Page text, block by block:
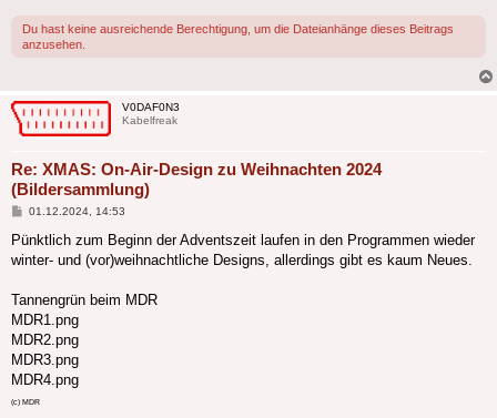
Du hast keine ausreichende Berechtigung, um die Dateianhänge dieses Beitrags
anzusehen.
V0DAF0N3
Kabelfreak
Re: XMAS: On-Air-Design zu Weihnachten 2024
(Bildersammlung)
Beitrag
01.12.2024, 14:53
Pünktlich zum Beginn der Adventszeit laufen in den Programmen wieder
winter- und (vor)weihnachtliche Designs, allerdings gibt es kaum Neues.
Tannengrün beim MDR
MDR1.png
MDR2.png
MDR3.png
MDR4.png
(c) MDR